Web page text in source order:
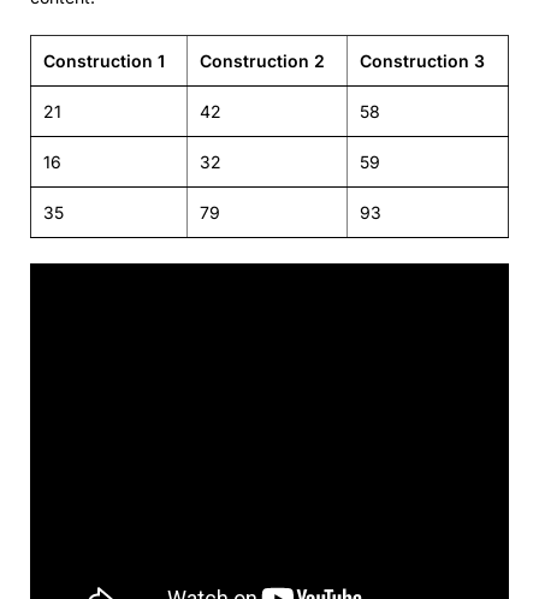
Construction 1 Construction 2 Construction 3
21 42 58
16 32 59
35 79 93